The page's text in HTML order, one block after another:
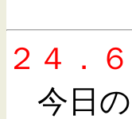
２４．
今日